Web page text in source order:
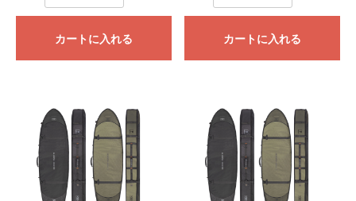
カートに入れる カートに入れる